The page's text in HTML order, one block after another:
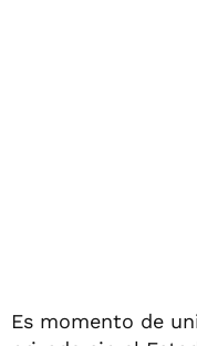
Es momento de